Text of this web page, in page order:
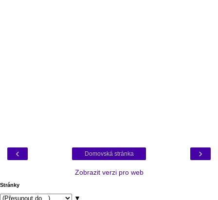
‹ ›
Domovská stránka
Zobrazit verzi pro web
Stránky
▼